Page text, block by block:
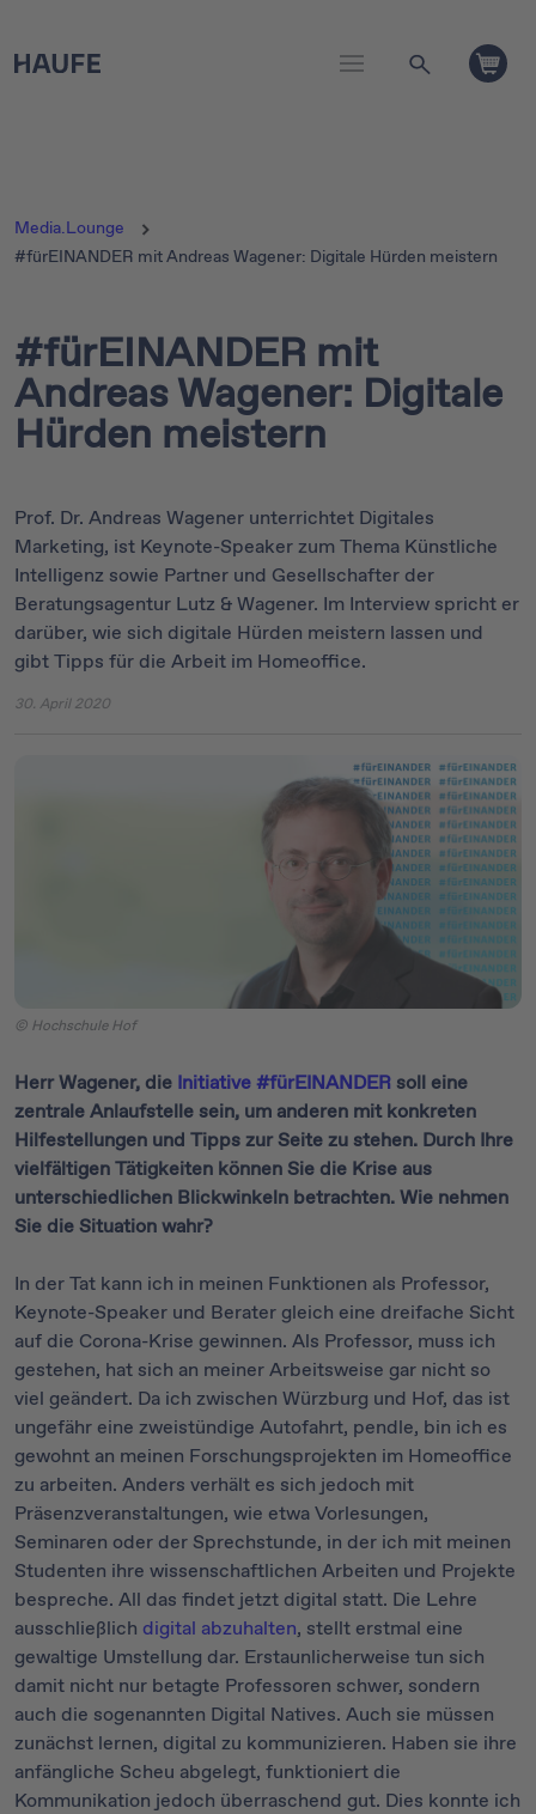
Media.Lounge
#fürEINANDER mit Andreas Wagener: Digitale Hürden meistern
#fürEINANDER mit
Andreas Wagener: Digitale
Hürden meistern
Prof. Dr. Andreas Wagener unterrichtet Digitales
Marketing, ist Keynote-Speaker zum Thema Künstliche
Intelligenz sowie Partner und Gesellschafter der
Beratungsagentur Lutz & Wagener. Im Interview spricht er
darüber, wie sich digitale Hürden meistern lassen und
gibt Tipps für die Arbeit im Homeoffice.
30. April 2020
© Hochschule Hof
Herr Wagener, die Initiative #fürEINANDER soll eine
zentrale Anlaufstelle sein, um anderen mit konkreten
Hilfestellungen und Tipps zur Seite zu stehen. Durch Ihre
vielfältigen Tätigkeiten können Sie die Krise aus
unterschiedlichen Blickwinkeln betrachten. Wie nehmen
Sie die Situation wahr?
In der Tat kann ich in meinen Funktionen als Professor,
Keynote-Speaker und Berater gleich eine dreifache Sicht
auf die Corona-Krise gewinnen. Als Professor, muss ich
gestehen, hat sich an meiner Arbeitsweise gar nicht so
viel geändert. Da ich zwischen Würzburg und Hof, das ist
ungefähr eine zweistündige Autofahrt, pendle, bin ich es
gewohnt an meinen Forschungsprojekten im Homeoffice
zu arbeiten. Anders verhält es sich jedoch mit
Präsenzveranstaltungen, wie etwa Vorlesungen,
Seminaren oder der Sprechstunde, in der ich mit meinen
Studenten ihre wissenschaftlichen Arbeiten und Projekte
bespreche. All das findet jetzt digital statt. Die Lehre
ausschließlich digital abzuhalten, stellt erstmal eine
gewaltige Umstellung dar. Erstaunlicherweise tun sich
damit nicht nur betagte Professoren schwer, sondern
auch die sogenannten Digital Natives. Auch sie müssen
zunächst lernen, digital zu kommunizieren. Haben sie ihre
anfängliche Scheu abgelegt, funktioniert die
Kommunikation jedoch überraschend gut. Dies konnte ich